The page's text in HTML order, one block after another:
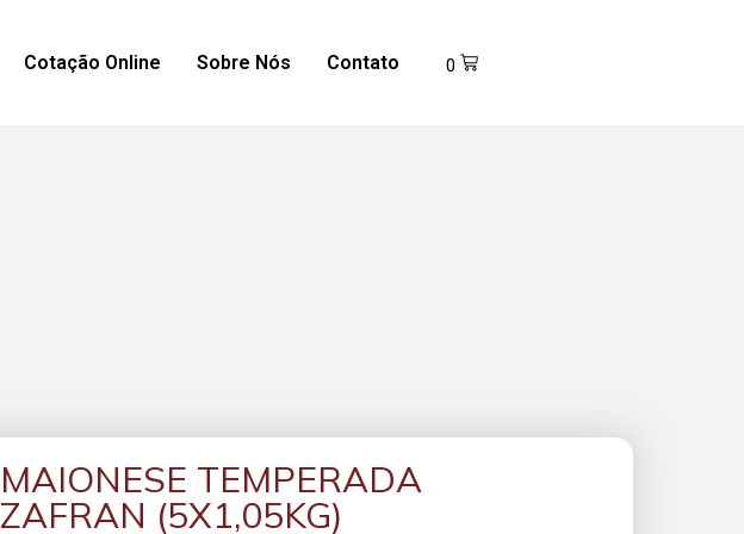
Cotação Online Sobre Nós Contato 0
MAIONESE TEMPERADA
ZAFRAN (5X1,05KG)